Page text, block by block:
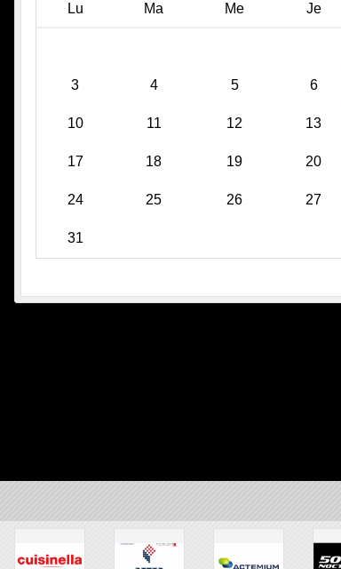
Lu Ma Me Je
3 4 5 6
10 11 12 13
17 18 19 20
24 25 26 27
31